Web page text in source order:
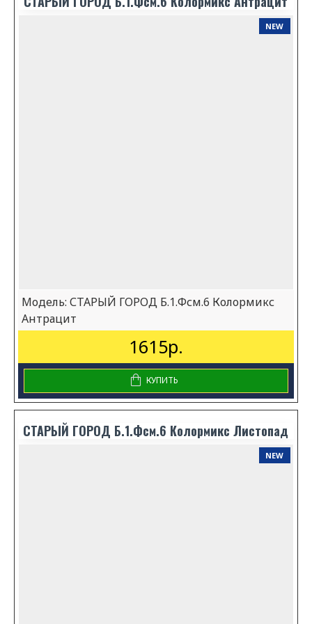
NEW
Модель: СТАРЫЙ ГОРОД Б.1.Фсм.6 Колормикс
Антрацит
1615р.
КУПИТЬ
СТАРЫЙ ГОРОД Б.1.Фсм.6 Колормикс Листопад
NEW